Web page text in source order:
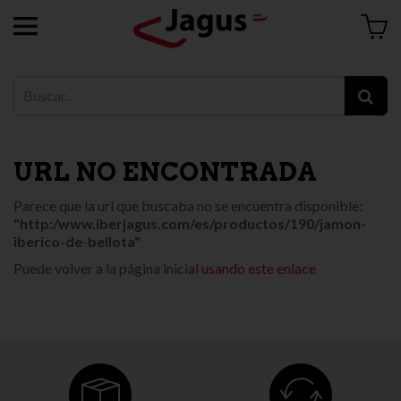
URL NO ENCONTRADA
Parece que la url que buscaba no se encuentra disponible:
"http:/www.iberjagus.com/es/productos/190/jamon-
iberico-de-bellota"
Puede volver a la página inicial usando este enlace